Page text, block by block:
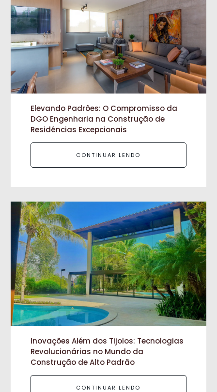
Elevando Padrões: O Compromisso da
DGO Engenharia na Construção de
Residências Excepcionais
CONTINUAR LENDO
Inovações Além dos Tijolos: Tecnologias
Revolucionárias no Mundo da
Construção de Alto Padrão
CONTINUAR LENDO